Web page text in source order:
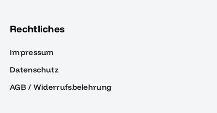
Rechtliches
Impressum
Datenschutz
AGB / Widerrufsbelehrung